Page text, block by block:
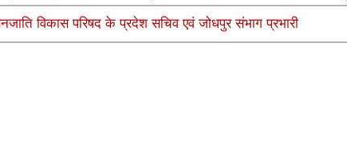
विकास परिषद के प्रदेश सचिव एवं जोधपुर संभाग प्रभारी